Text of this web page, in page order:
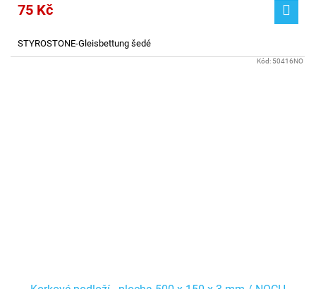
75 Kč
STYROSTONE-Gleisbettung šedé
Kód: 50416NO